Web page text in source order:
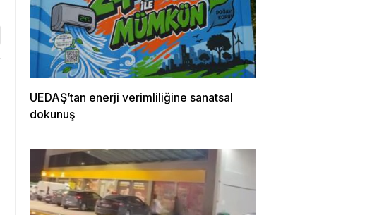
UEDAŞ’tan enerji verimliliğine sanatsal
dokunuş